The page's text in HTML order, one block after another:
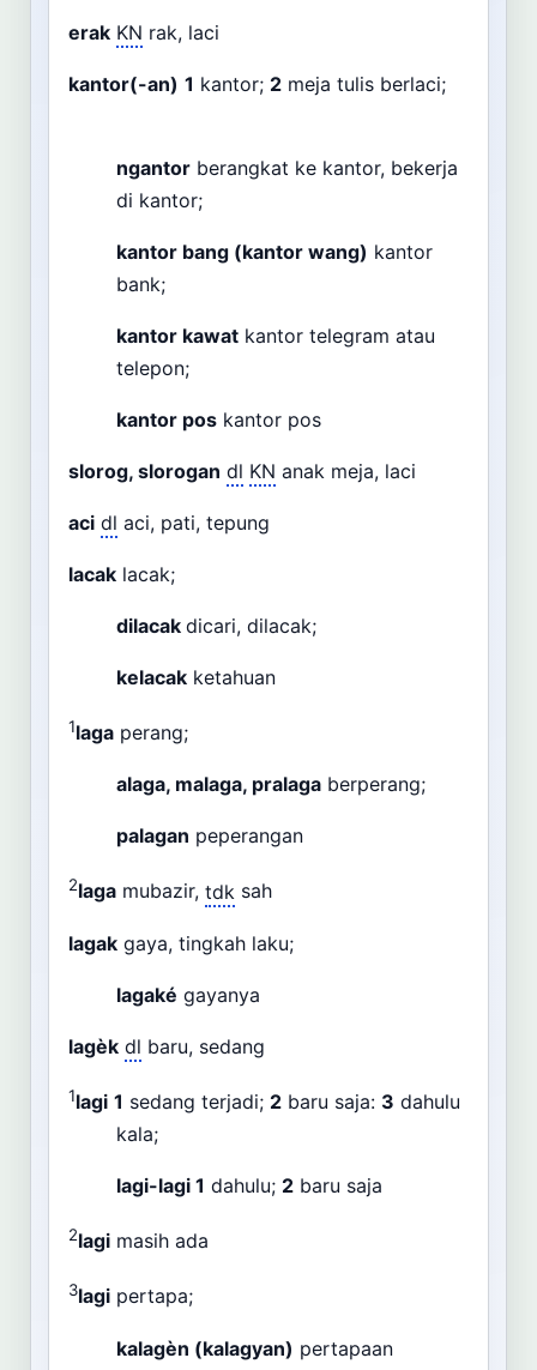
erak KN rak, laci
kantor(-an) 1 kantor; 2 meja tulis berlaci;
ngantor berangkat ke kantor, bekerja
di kantor;
kantor bang (kantor wang) kantor
bank;
kantor kawat kantor telegram atau
telepon;
kantor pos kantor pos
slorog, slorogan dl KN anak meja, laci
aci dl aci, pati, tepung
lacak lacak;
dilacak dicari, dilacak;
kelacak ketahuan
1laga perang;
alaga, malaga, pralaga berperang;
palagan peperangan
2laga mubazir, tdk sah
lagak gaya, tingkah laku;
lagaké gayanya
lagèk dl baru, sedang
1lagi 1 sedang terjadi; 2 baru saja: 3 dahulu
kala;
lagi-lagi 1 dahulu; 2 baru saja
2lagi masih ada
3lagi pertapa;
kalagèn (kalagyan) pertapaan